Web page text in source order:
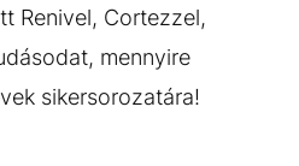
Renivel, Cortezzel,
mennyire
sikersorozatára!